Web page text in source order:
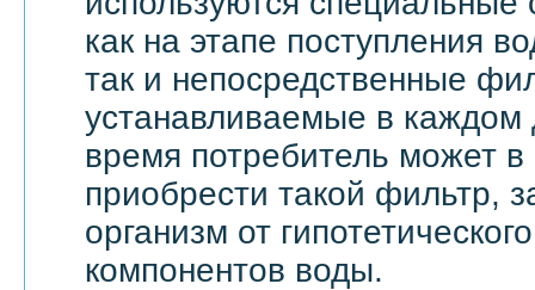
как на этапе поступления
так и непосредственные
устанавливаемые в
время потребитель может
приобрести такой фильтр,
организм от
компонентов воды.